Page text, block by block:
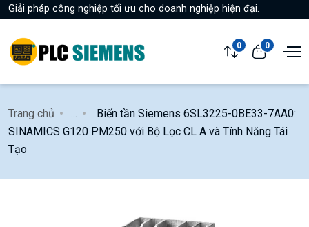
Giải pháp công nghiệp tối ưu cho doanh nghiệp hiện đại.
0 0
Trang chủ
Biến tần Siemens 6SL3225-0BE33-7AA0:
SINAMICS G120 PM250 với Bộ Lọc CL A và Tính Năng Tái
Tạo